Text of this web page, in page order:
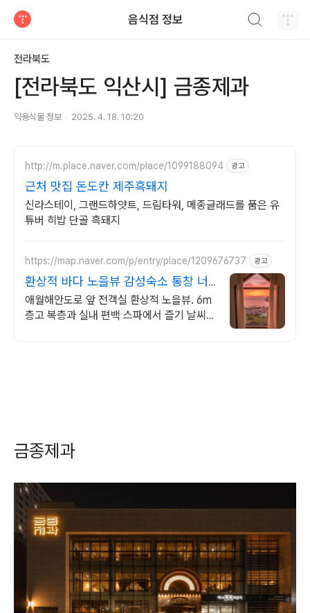
음식점 정보
전라북도
[전라북도 익산시] 금종제과
약용식물 정보 2025. 4. 18. 10:20
http://m.place.naver.com/place/1099188094 광고
근처 맛집 돈도칸 제주흑돼지
신라스테이, 그랜드하얏트, 드림타워, 메종글래드를 품은 유
튜버 히밥 단골 흑돼지
https://map.naver.com/p/entry/place/1209676737 광고
환상적 바다 노을뷰 감성숙소 통창 너
머 애월 파노라마바다
애월해안도로 앞 전객실 환상적 노을뷰. 6m
층고 복층과 실내 편백 스파에서 즐기 날씨
금종제과